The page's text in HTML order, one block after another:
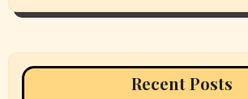
Recent Posts